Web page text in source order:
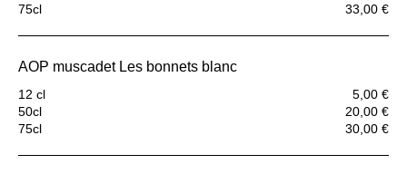
75cl
33,00 €
AOP muscadet Les bonnets blanc
12 cl
5,00 €
50cl
20,00 €
75cl
30,00 €